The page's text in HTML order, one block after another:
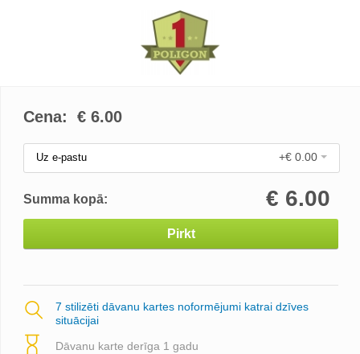
Cena: € 6.00
Uz e-pastu +€ 0.00
Summa kopā: € 6.00
Pirkt
7 stilizēti dāvanu kartes noformējumi katrai dzīves
situācijai
Dāvanu karte derīga 1 gadu